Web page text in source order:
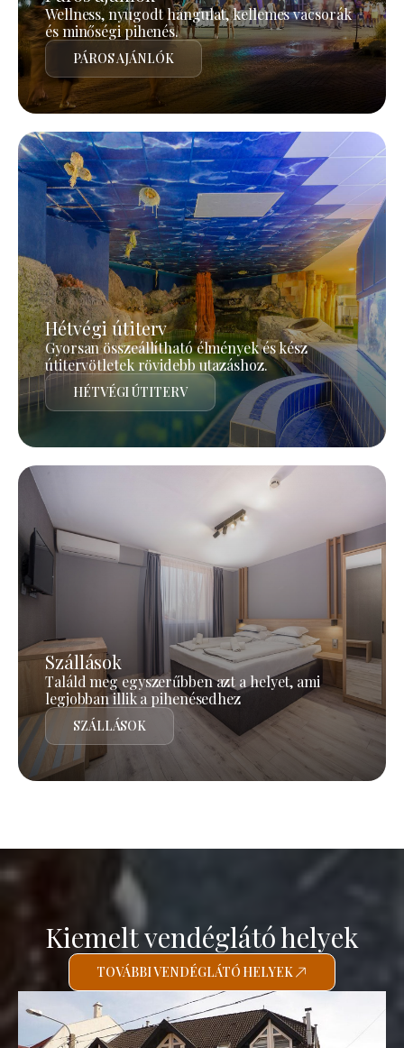
Wellness, nyugodt hangulat, kellemes vacsorák
és minőségi pihenés.
PÁROS AJÁNLÓK
Hétvégi útiterv
Gyorsan összeállítható élmények és kész
útitervötletek rövidebb utazáshoz.
HÉTVÉGI ÚTITERV
Szállások
Találd meg egyszerűbben azt a helyet, ami
legjobban illik a pihenésedhez
SZÁLLÁSOK
Kiemelt vendéglátó helyek
TOVÁBBI VENDÉGLÁTÓ HELYEK